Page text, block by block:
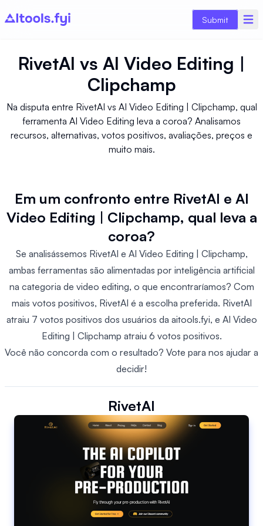
Submit
RivetAI vs AI Video Editing |
Clipchamp
Na disputa entre RivetAI vs AI Video Editing | Clipchamp, qual
ferramenta AI Video Editing leva a coroa? Analisamos
recursos, alternativas, votos positivos, avaliações, preços e
muito mais.
Em um confronto entre RivetAI e AI
Video Editing | Clipchamp, qual leva a
coroa?
Se analisássemos RivetAI e AI Video Editing | Clipchamp,
ambas ferramentas são alimentadas por inteligência artificial
na categoria de video editing, o que encontraríamos? Com
mais votos positivos, RivetAI é a escolha preferida. RivetAI
atraiu 7 votos positivos dos usuários da aitools.fyi, e AI Video
Editing | Clipchamp atraiu 6 votos positivos.
Você não concorda com o resultado? Vote para nos ajudar a
decidir!
RivetAI